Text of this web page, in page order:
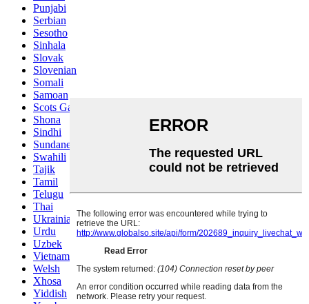
Punjabi
Serbian
Sesotho
Sinhala
Slovak
Slovenian
Somali
Samoan
Scots Gaelic
Shona
Sindhi
Sundanese
Swahili
Tajik
Tamil
Telugu
Thai
Ukrainian
Urdu
Uzbek
Vietnamese
Welsh
Xhosa
Yiddish